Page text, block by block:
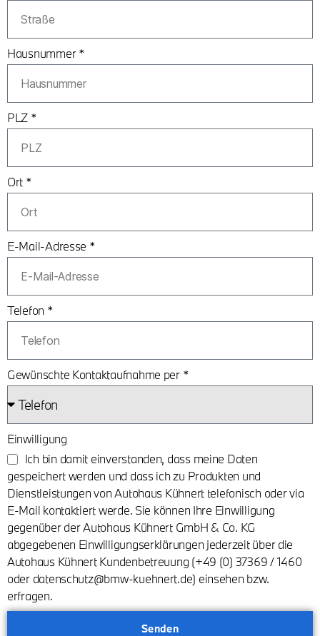
Hausnummer *
PLZ *
Ort *
E-Mail-Adresse *
Telefon *
Gewünschte Kontaktaufnahme per *
Einwilligung
Ich bin damit einverstanden, dass meine Daten
gespeichert werden und dass ich zu Produkten und
Dienstleistungen von Autohaus Kühnert telefonisch oder via
E-Mail kontaktiert werde. Sie können Ihre Einwilligung
gegenüber der Autohaus Kühnert GmbH & Co. KG
abgegebenen Einwilligungserklärungen jederzeit über die
Autohaus Kühnert Kundenbetreuung (+49 (0) 37369 / 1460
oder datenschutz@bmw-kuehnert.de) einsehen bzw.
erfragen.
Senden